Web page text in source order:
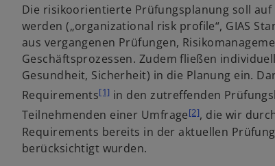
Die risikoorientierte Prüfungsplanung soll
werden („organizational risk profile“, GIAS
aus vergangenen Prüfungen,
Geschäftsprozessen. Zudem fließen
Gesundheit, Sicherheit) in die Planung ein.
Requirements[1] in den zutreffenden
Teilnehmenden einer Umfrage[2], die wir
Requirements bereits in der aktuellen
berücksichtigt wurden.